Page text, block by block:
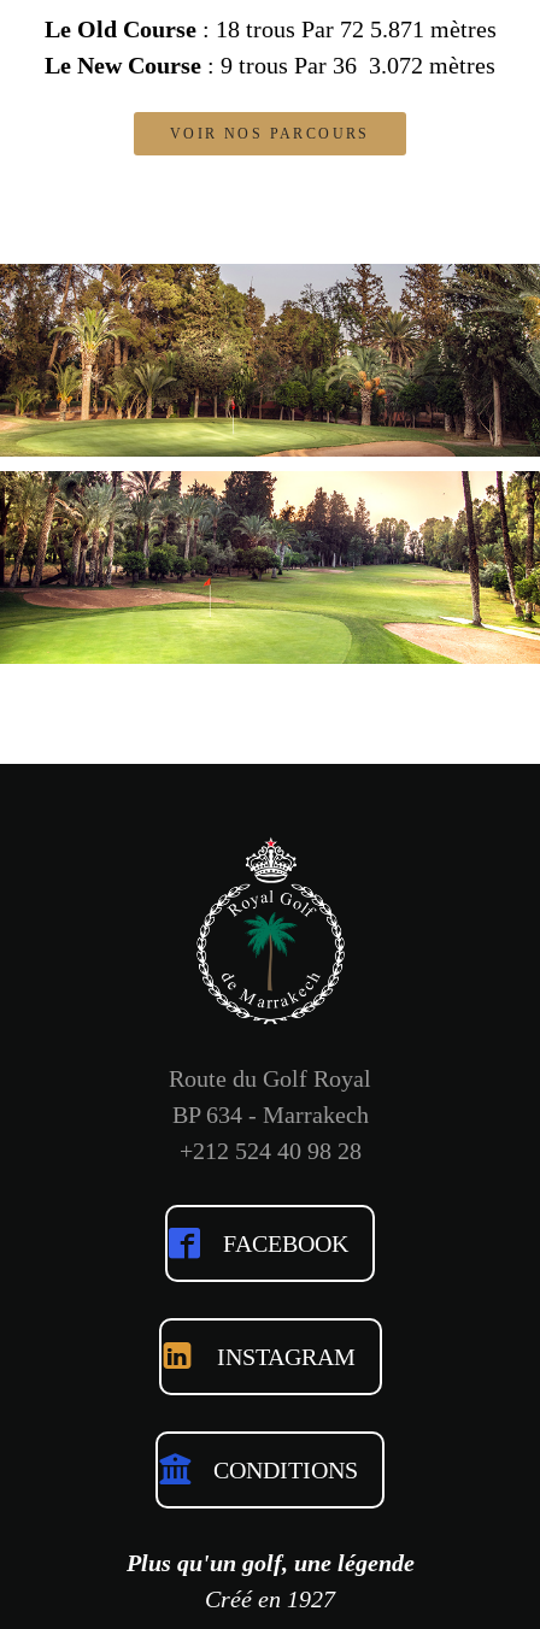
Le Old Course: 18 trous Par 72 5.871 mètres
Le New Course : 9 trous Par 36 3.072 mètres
VOIR NOS PARCOURS
Route du Golf Royal
BP 634 - Marrakech
+212 524 40 98 28
FACEBOOK
INSTAGRAM
CONDITIONS
Plus qu'un golf, une légende
Créé en 1927